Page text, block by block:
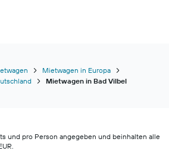
Mietwagen in Europa
Mietwagen in Bad Vilbel
und pro Person angegeben und beinhalten alle